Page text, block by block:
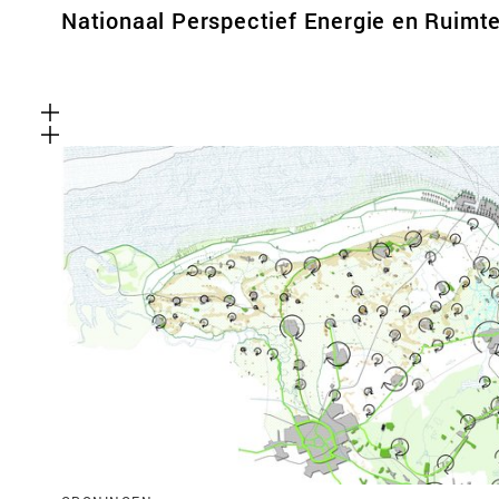
Nationaal Perspectief Energie en